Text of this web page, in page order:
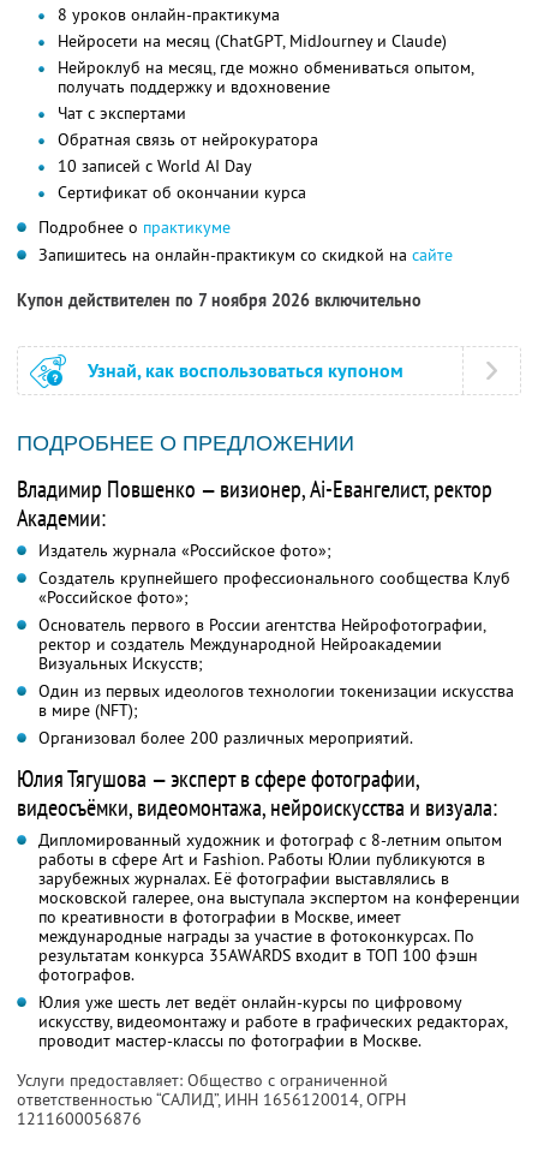
8 уроков онлайн-практикума
Нейросети на месяц (ChatGPT, MidJourney и Claude)
Нейроклуб на месяц, где можно обмениваться опытом,
получать поддержку и вдохновение
Чат с экспертами
Обратная связь от нейрокуратора
10 записей с World AI Day
Сертификат об окончании курса
Подробнее о практикуме
Запишитесь на онлайн-практикум со скидкой на сайте
Купон действителен по 7 ноября 2026 включительно
Узнай, как воспользоваться купоном
ПОДРОБНЕЕ О ПРЕДЛОЖЕНИИ
Владимир Повшенко — визионер, Ai-Евангелист, ректор
Академии:
Издатель журнала «Российское фото»;
Создатель крупнейшего профессионального сообщества Клуб
«Российское фото»;
Основатель первого в России агентства Нейрофотографии,
ректор и создатель Международной Нейроакадемии
Визуальных Искусств;
Один из первых идеологов технологии токенизации искусства
в мире (NFT);
Организовал более 200 различных мероприятий.
Юлия Тягушова — эксперт в сфере фотографии,
видеосъёмки, видеомонтажа, нейроискусства и визуала:
Дипломированный художник и фотограф с 8-летним опытом
работы в сфере Art и Fashion. Работы Юлии публикуются в
зарубежных журналах. Её фотографии выставлялись в
московской галерее, она выступала экспертом на конференции
по креативности в фотографии в Москве, имеет
международные награды за участие в фотоконкурсах. По
результатам конкурса 35AWARDS входит в ТОП 100 фэшн
фотографов.
Юлия уже шесть лет ведёт онлайн-курсы по цифровому
искусству, видеомонтажу и работе в графических редакторах,
проводит мастер-классы по фотографии в Москве.
Услуги предоставляет: Общество с ограниченной
ответственностью “САЛИД”, ИНН 1656120014, ОГРН
1211600056876